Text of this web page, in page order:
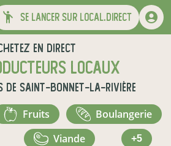
se lancer sur local.direct
en direct
locaux
de Saint-Bonnet-la-Rivière
fruits
boulangerie
viande +5